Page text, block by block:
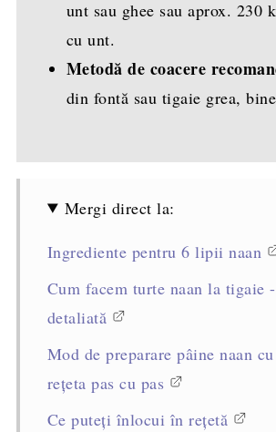
unt sau ghee sau aprox. 230
cu unt.
Metodă de coacere
din fontă sau tigaie grea,
Mergi direct la:
Ingrediente pentru 6 lipii naan
Cum facem turte naan la tigaie
detaliată
Mod de preparare pâine naan
rețeta pas cu pas
Ce puteți înlocui în rețetă